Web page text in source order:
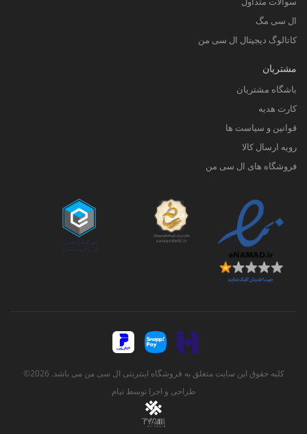
ال سی مگ
کاتالوگ دیجیتال ال سی من
مشتریان
باشگاه مشتریان
کارت هدیه
قوانین و سیاست ها
رویه ارسال کالا
فروشگاه های ال سی من
کلیه حقوق این سایت متعلق به فروشگاه اینترنتی ال سی من می باشد. 2026©
طراحی و اجرا توسطتیام